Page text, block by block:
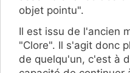
objet pointu".
Il est issu de l'ancien
"Clore". Il s'agit donc
de quelqu'un, c'est à